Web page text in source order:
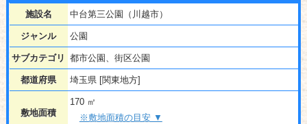
施設名 中台第三公園（川越市）
ジャンル 公園
サブカテゴリ 都市公園、街区公園
都道府県 埼玉県 [関東地方]
敷地面積
170 ㎡
※敷地面積の目安 ▼